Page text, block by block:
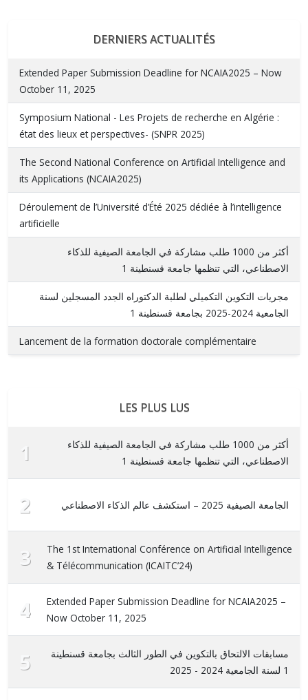
DERNIERS ACTUALITÉS
Extended Paper Submission Deadline for NCAIA2025 – Now
October 11, 2025
Symposium National - Les Projets de recherche en Algérie :
état des lieux et perspectives- (SNPR 2025)
The Second National Conference on Artificial Intelligence and
its Applications (NCAIA2025)
Déroulement de l’Université d’Été 2025 dédiée à l’intelligence
artificielle
أكثر من 1000 طلب مشاركة في الجامعة الصيفية للذكاء
الاصطناعي، التي تنظمها جامعة قسنطينة 1
مجريات التكوين التكميلي لطلبة الدكتوراه الجدد المسجلين لسنة
الجامعية 2024-2025 بجامعة قسنطينة 1
Lancement de la formation doctorale complémentaire
LES PLUS LUS
1
أكثر من 1000 طلب مشاركة في الجامعة الصيفية للذكاء
الاصطناعي، التي تنظمها جامعة قسنطينة 1
2 الجامعة الصيفية 2025 – استكشف عالم الذكاء الاصطناعي
3
The 1st International Conférence on Artificial Intelligence
& Télécommunication (ICAITC’24)
4
Extended Paper Submission Deadline for NCAIA2025 –
Now October 11, 2025
5
مسابقات الالتحاق بالتكوين في الطور الثالث بجامعة قسنطينة
1 لسنة الجامعية 2024 - 2025